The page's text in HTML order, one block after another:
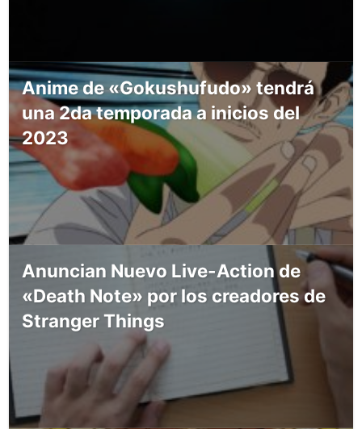
Anime de «Gokushufudo» tendrá
una 2da temporada a inicios del
2023
Anuncian Nuevo Live-Action de
«Death Note» por los creadores de
Stranger Things